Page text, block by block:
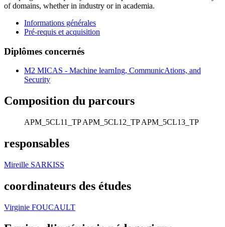
of domains, whether in industry or in academia.
Informations générales
Pré-requis et acquisition
Diplômes concernés
M2 MICAS - Machine learnIng, CommunicAtions, and
Security
Composition du parcours
APM_5CL11_TP APM_5CL12_TP APM_5CL13_TP
responsables
Mireille SARKISS
coordinateurs des études
Virginie FOUCAULT